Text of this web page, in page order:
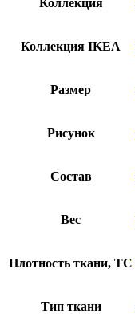
Коллекция IKEA
Размер
Рисунок
Состав
Вес
Плотность ткани, TC
Тип ткани